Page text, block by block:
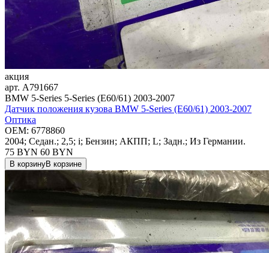
акция
арт. A791667
BMW 5-Series 5-Series (E60/61) 2003-2007
Датчик положения кузова BMW 5-Series (E60/61) 2003-2007
Оптика
OEM: 6778860
2004; Седан.; 2,5; i; Бензин; АКПП; L; Задн.; Из Германии.
75 BYN 60 BYN
В корзинуВ корзине